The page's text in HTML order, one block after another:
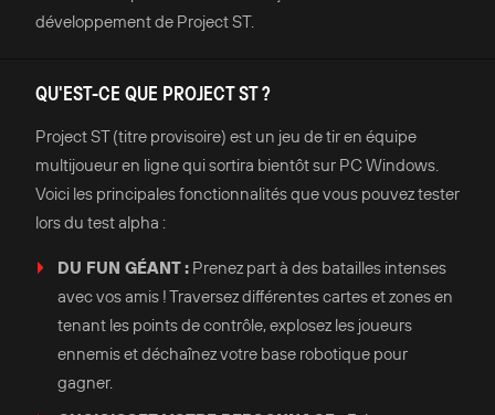
développement de Project ST.
QU'EST-CE QUE PROJECT ST ?
Project ST (titre provisoire) est un jeu de tir en équipe
multijoueur en ligne qui sortira bientôt sur PC Windows.
Voici les principales fonctionnalités que vous pouvez tester
lors du test alpha :
DU FUN GÉANT : Prenez part à des batailles intenses
avec vos amis ! Traversez différentes cartes et zones en
tenant les points de contrôle, explosez les joueurs
ennemis et déchaînez votre base robotique pour
gagner.